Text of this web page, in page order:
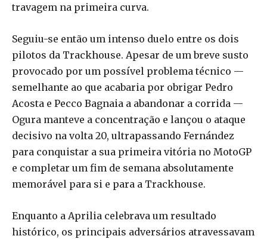
travagem na primeira curva.
Seguiu-se então um intenso duelo entre os dois
pilotos da Trackhouse. Apesar de um breve susto
provocado por um possível problema técnico —
semelhante ao que acabaria por obrigar Pedro
Acosta e Pecco Bagnaia a abandonar a corrida —
Ogura manteve a concentração e lançou o ataque
decisivo na volta 20, ultrapassando Fernández
para conquistar a sua primeira vitória no MotoGP
e completar um fim de semana absolutamente
memorável para si e para a Trackhouse.
Enquanto a Aprilia celebrava um resultado
histórico, os principais adversários atravessavam